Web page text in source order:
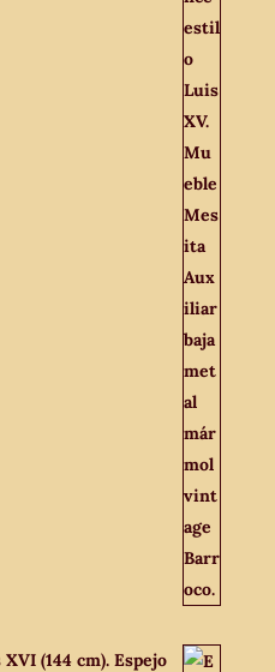
(144 cm). Espejo